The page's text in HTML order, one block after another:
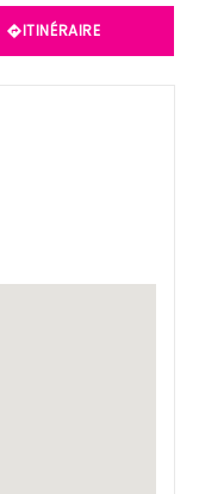
ITINÉRAIRE